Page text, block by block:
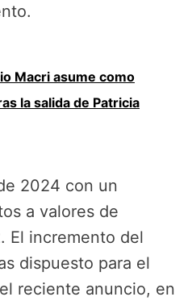
Macri asume como
la salida de Patricia
2024 con un
a valores de
El incremento del
dispuesto para el
reciente anuncio, en